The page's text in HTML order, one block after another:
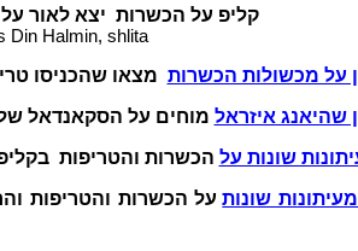
קליפ על הכשרות יצא לאור על
Din Halmin, shlita
על מכשולות הכשרות מצאו שהכניסו
שהיאנג איזראל מוחים על הסקאנדאל
הכשרות והטריפות
שונותעל הכשרות והטריפות